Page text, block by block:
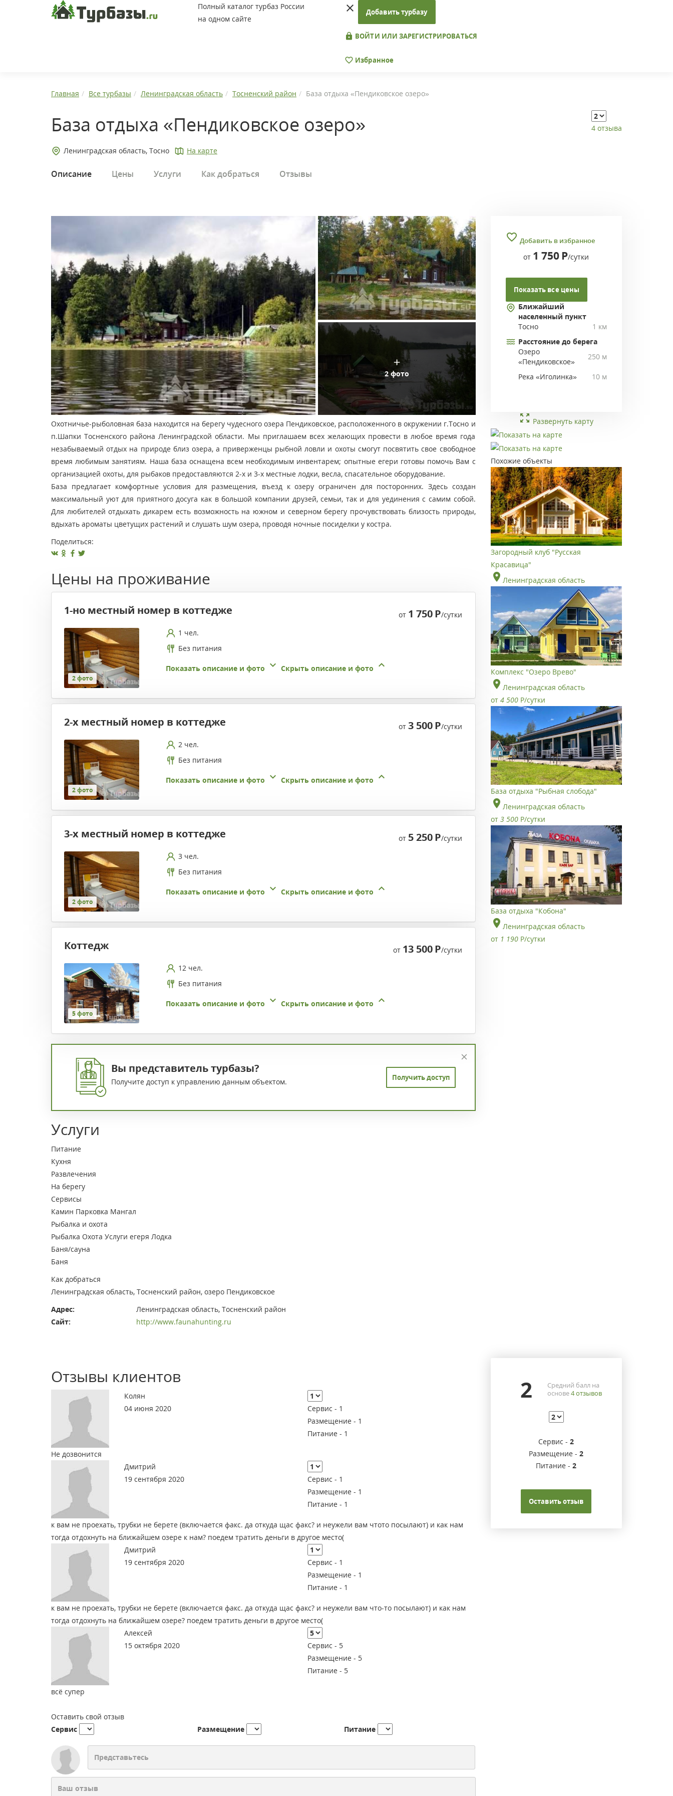
Полный каталог турбаз России
на одном сайте
Добавить турбазу
ВОЙТИ ИЛИ ЗАРЕГИСТРИРОВАТЬСЯ
Избранное
Главная Все турбазы Ленинградская область Тосненский район База отдыха «Пендиковское озеро»
База отдыха «Пендиковское озеро» 4 отзыва
Ленинградская область, Тосно На карте
Описание Цены Услуги Как добраться Отзывы
2 фото
Охотничье-рыболовная база находится на берегу чудесного озера Пендиковское, расположенного в окружении г.Тосно и
п.Шапки Тосненского района Ленинградской области. Мы приглашаем всех желающих провести в любое время года
незабываемый отдых на природе близ озера, а приверженцы рыбной ловли и охоты смогут посвятить свое свободное
время любимым занятиям. Наша база оснащена всем необходимым инвентарем; опытные егери готовы помочь Вам с
организацией охоты, для рыбаков предоставляются 2-х и 3-х местные лодки, весла, спасательное оборудование.
База предлагает комфортные условия для размещения, въезд к озеру ограничен для посторонних. Здесь создан
максимальный уют для приятного досуга как в большой компании друзей, семьи, так и для уединения с самим собой.
Для любителей отдыхать дикарем есть возможность на южном и северном берегу прочувствовать близость природы,
вдыхать ароматы цветущих растений и слушать шум озера, проводя ночные посиделки у костра.
Поделиться:
Цены на проживание
1-но местный номер в коттедже от 1 750Р/сутки
2 фото
1 чел.
Без питания
Показать описание и фото Скрыть описание и фото
2-х местный номер в коттедже от3 500Р/сутки
2 фото
2 чел.
Без питания
Показать описание и фото Скрыть описание и фото
3-х местный номер в коттедже от 5 250Р/сутки
2 фото
3 чел.
Без питания
Показать описание и фото Скрыть описание и фото
Коттедж от 13 500Р/сутки
5 фото
12 чел.
Без питания
Показать описание и фото Скрыть описание и фото
Вы представитель турбазы?
Получите доступ к управлению данным объектом. Получить доступ
Услуги
Питание
Кухня
Развлечения
На берегу
Сервисы
Камин Парковка Мангал
Рыбалка и охота
Рыбалка Охота Услуги егеря Лодка
Баня/сауна
Баня
Как добраться
Ленинградская область, Тосненский район, озеро Пендиковское
Адрес:
Ленинградская область, Тосненский район
Сайт:
http://www.faunahunting.ru
Добавить в избранное
от 1 750 Р/сутки
Показать все цены
Ближайший
населенный пункт
Тосно
1 км
Расстояние до берега
Озеро
«Пендиковское»
250 м
Река «Иголинка» 10 м
Развернуть карту
Похожие объекты
Загородный клуб "Русская
Красавица"
Ленинградская область
Комплекс "Озеро Врево"
Ленинградская область
от 4 500 Р/сутки
База отдыха "Рыбная слобода"
Ленинградская область
от 3 500 Р/сутки
База отдыха "Кобона"
Ленинградская область
от 1 190 Р/сутки
Отзывы клиентов
Колян
04 июня 2020
Сервис - 1
Размещение - 1
Питание - 1
Не дозвонится
Дмитрий
19 сентября 2020
Сервис - 1
Размещение - 1
Питание - 1
к вам не проехать, трубки не берете (включается факс. да откуда щас факс? и неужели вам чтото посылают) и как нам
тогда отдохнуть на ближайшем озере к нам? поедем тратить деньги в другое место(
Дмитрий
19 сентября 2020
Сервис - 1
Размещение - 1
Питание - 1
к вам не проехать, трубки не берете (включается факс. да откуда щас факс? и неужели вам что-то посылают) и как нам
тогда отдохнуть на ближайшем озере? поедем тратить деньги в другое место(
Алексей
15 октября 2020
Сервис - 5
Размещение - 5
Питание - 5
всё супер
Оставить свой отзыв
Сервис
Размещение Питание
2
Средний балл на
основе4отзывов
Сервис -2
Размещение -2
Питание -2
Оставить отзыв